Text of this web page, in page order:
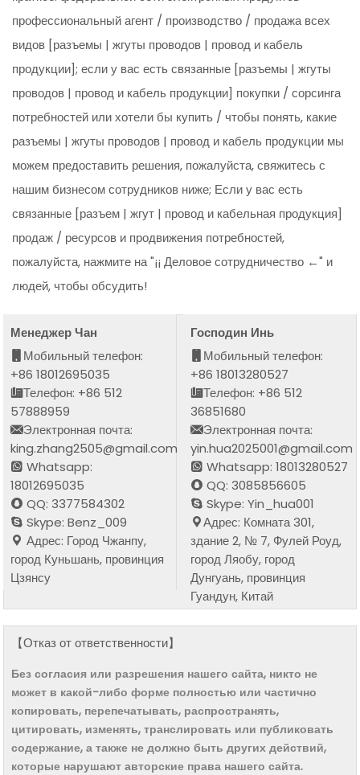
профессиональный агент / производство / продажа всех
видов [разъемы | жгуты проводов | провод и кабель
продукции]; если у вас есть связанные [разъемы | жгуты
проводов | провод и кабель продукции] покупки / сорсинга
потребностей или хотели бы купить / чтобы понять, какие
разъемы | жгуты проводов | провод и кабель продукции мы
можем предоставить решения, пожалуйста, свяжитесь с
нашим бизнесом сотрудников ниже; Если у вас есть
связанные [разъем | жгут | провод и кабельная продукция]
продаж / ресурсов и продвижения потребностей,
пожалуйста, нажмите на "¡¡ Деловое сотрудничество ←" и
людей, чтобы обсудить!
Менеджер Чан
Мобильный телефон:
+86 18012695035
Телефон: +86 512
57888959
Электронная почта:
king.zhang2505@gmail.com
Whatsapp:
18012695035
QQ: 3377584302
Skype: Benz_009
Адрес: Город Чжанпу,
город Куньшань, провинция
Цзянсу
Господин Инь
Мобильный телефон:
+86 18013280527
Телефон: +86 512
36851680
Электронная почта:
yin.hua2025001@gmail.com
Whatsapp: 18013280527
QQ: 3085856605
Skype: Yin_hua001
Адрес: Комната 301,
здание 2, № 7, Фулей Роуд,
город Ляобу, город
Дунгуань, провинция
Гуандун, Китай
【Отказ от ответственности】
Без согласия или разрешения нашего сайта, никто не
может в какой-либо форме полностью или частично
копировать, перепечатывать, распространять,
цитировать, изменять, транслировать или публиковать
содержание, а также не должно быть других действий,
которые нарушают авторские права нашего сайта.